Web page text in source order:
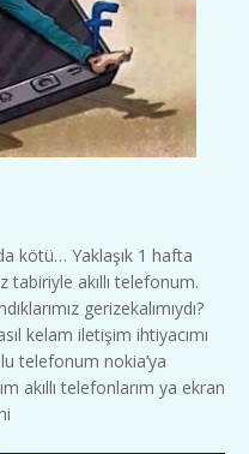
kötü… Yaklaşık 1 hafta
akıllı telefonum.
gerizekalımıydı?
kelam iletişim ihtiyacımı
telefonum nokia’ya
akıllı telefonlarım ya ekran